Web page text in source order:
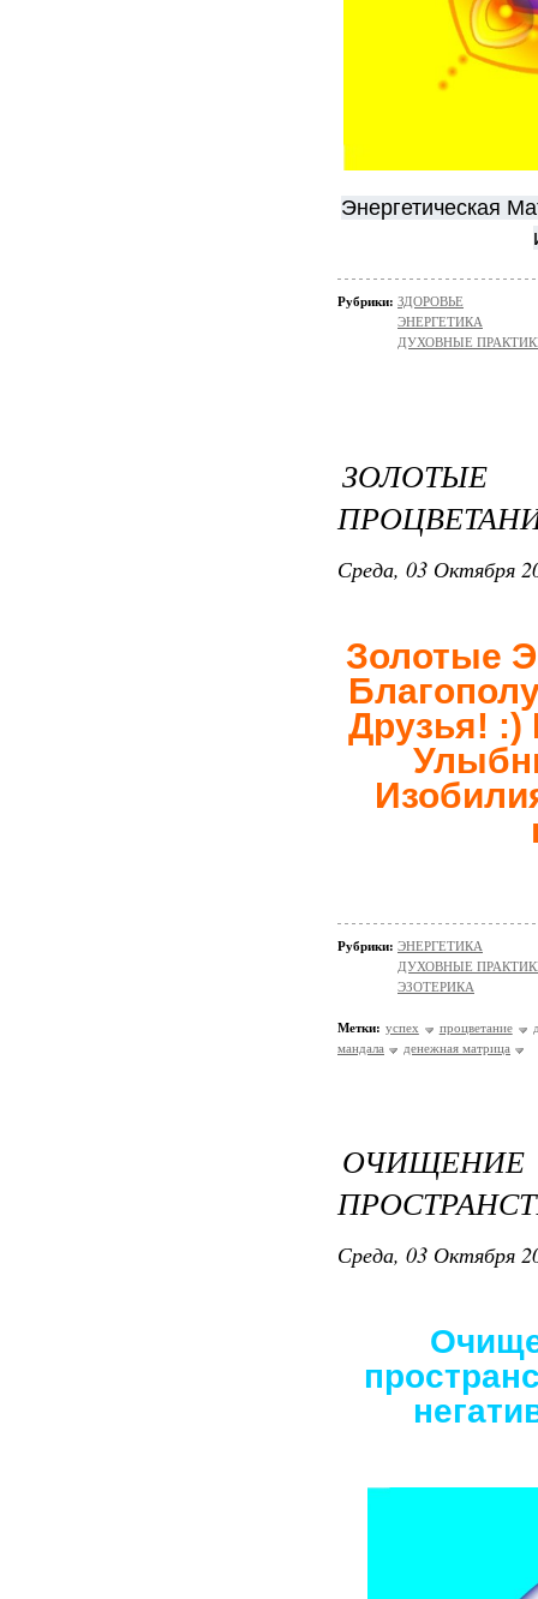
Энергетическая
Рубрики: ЗДОРОВЬЕ
ЭНЕРГЕТИКА
ДУХОВНЫЕ
Среда, 03 Октября
Золотые
Друзья! :)
Рубрики: ЭНЕРГЕТИКА
ДУХОВНЫЕ
ЭЗОТЕРИКА
Метки: успех процветание
мандала
денежная матрица
ОЧИЩЕНИЕ
Среда, 03 Октября